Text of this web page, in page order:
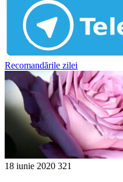
Recomandările zilei
18 iunie 2020 321